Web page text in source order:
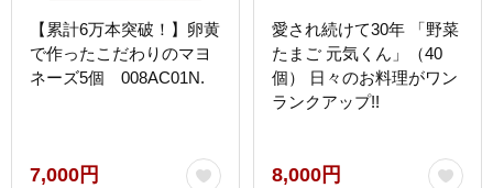
【累計6万本突破！】卵黄
で作ったこだわりのマヨ
ネーズ5個 008AC01N.
7,000円
愛され続けて30年 「野菜
たまご 元気くん」（40
個） 日々のお料理がワン
ランクアップ!!
8,000円